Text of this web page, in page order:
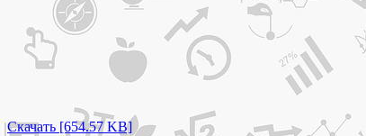
Скачать [654.57 KB]